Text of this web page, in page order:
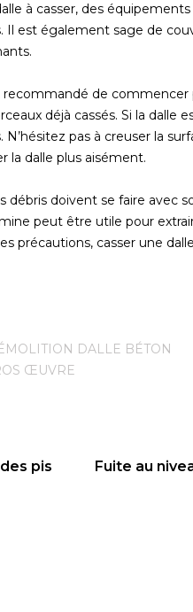
à casser, des
est également sage de
de commencer
déjà cassés. Si la dalle
pas à creuser la
la dalle plus aisément.
débris doivent se faire avec
peut être utile pour
précautions, casser une
DALLE BÉTON
ŒUVRE
pis
Fuite au